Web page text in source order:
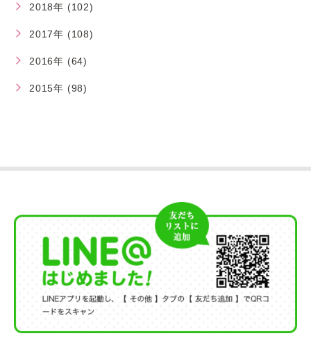
2018年 (102)
2017年 (108)
2016年 (64)
2015年 (98)